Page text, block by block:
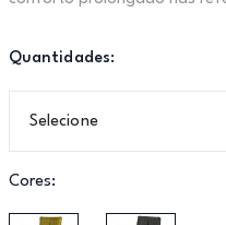
Quantidades:
Selecione
Cores: